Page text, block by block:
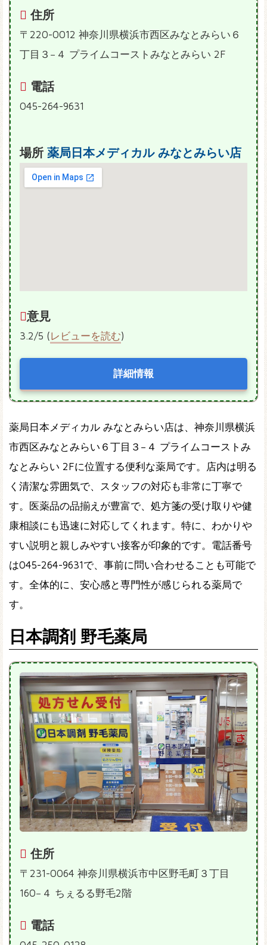
住所
〒220-0012 神奈川県横浜市西区みなとみらい６
丁目３−４ プライムコーストみなとみらい 2F
電話
045-264-9631
場所 薬局日本メディカル みなとみらい店
意見
3.2/5 (レビューを読む)
詳細情報
薬局日本メディカル みなとみらい店は、神奈川県横浜
市西区みなとみらい６丁目３−４ プライムコーストみ
なとみらい 2Fに位置する便利な薬局です。店内は明る
く清潔な雰囲気で、スタッフの対応も非常に丁寧で
す。医薬品の品揃えが豊富で、処方箋の受け取りや健
康相談にも迅速に対応してくれます。特に、わかりや
すい説明と親しみやすい接客が印象的です。電話番号
は045-264-9631で、事前に問い合わせることも可能で
す。全体的に、安心感と専門性が感じられる薬局で
す。
日本調剤 野毛薬局
住所
〒231-0064 神奈川県横浜市中区野毛町３丁目
160−４ ちぇるる野毛2階
電話